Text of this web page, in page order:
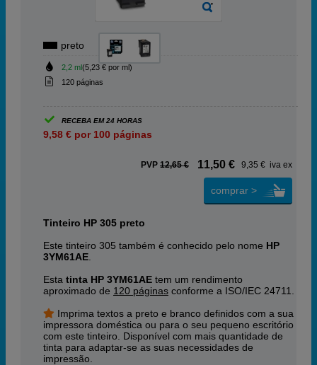
preto
2,2 ml(5,23 € por ml)
120 páginas
RECEBA EM 24 HORAS
9,58 € por 100 páginas
PVP 12,65 € 11,50 € 9,35 € iva ex
comprar >
Tinteiro HP 305 preto
Este tinteiro 305 também é conhecido pelo nome HP
3YM61AE
Esta tinta HP 3YM61AE tem um rendimento
aproximado de 120 páginas conforme a ISO/IEC 24711.
Imprima textos a preto e branco definidos com a sua
impressora doméstica ou para o seu pequeno escritório
com este tinteiro. Disponível com mais quantidade de
tinta para adaptar-se as suas necessidades de
impressão.